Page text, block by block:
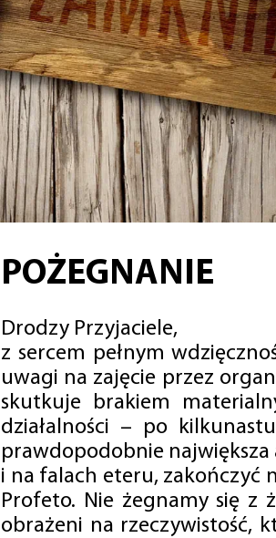
POŻEGNANIE
Drodzy Przyjaciele,
z sercem pełnym
uwagi na zajęcie przez
skutkuje brakiem
działalności – po
prawdopodobnie największa
i na falach eteru, zakończyć
Profeto. Nie żegnamy się z
obrażeni na rzeczywistość,